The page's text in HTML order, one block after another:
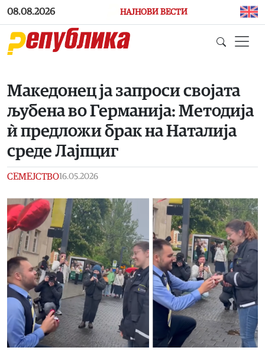
Skip to main content
08.08.2026 НАЈНОВИ ВЕСТИ
Македонец ја запроси својата
љубена во Германија: Методија
ѝ предложи брак на Наталија
среде Лајпциг
СЕМЕЈСТВО16.05.2026